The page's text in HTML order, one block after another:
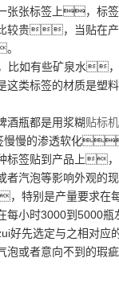
张张标签上，
贵，当贴在产
如有些矿泉水
这类标签的材质
瓶都是用浆糊贴标机
慢的渗透软化
签贴到产品上
者汽泡等影响外观的
特别是产量要求
每小时3000到5000
先选定与之相对应
泡或者意向不到的